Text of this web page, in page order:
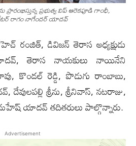
ప్రారంభిస్తున్న ప్రభుత్వ విప్ ఆరెకపూడి గాంధీ,
రాగం నాగేందర్ యాదవ్
రంజిత్, డివిజన్ తెరాస‌ అధ్యక్షుడు
తెరాస నాయకులు నాయినేని
కొండల్ రెడ్డి, పొడుగు రాంబాబు,
దేవులపల్లి శ్రీను, శ్రీనివాస్, నటరాజు,
యాదవ్ తదితరులు పాల్గొన్నారు.
Advertisement